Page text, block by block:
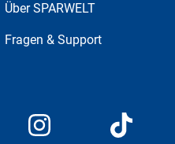
Über SPARWELT
Fragen & Support